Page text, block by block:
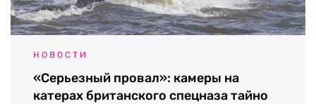
НОВОСТИ
«Серьезный провал»: камеры на
катерах британского спецназа тайно